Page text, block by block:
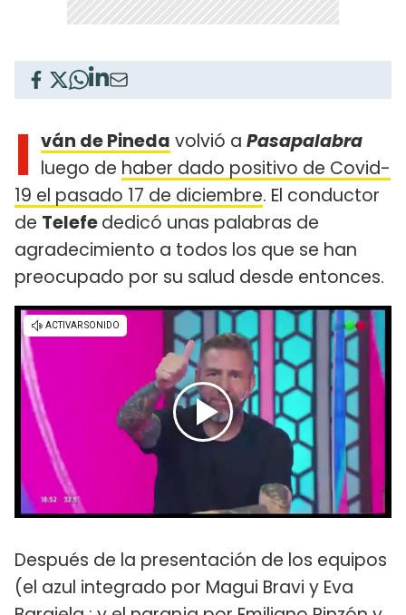
I ván de Pineda volvió a Pasapalabra
luego de haber dado positivo de Covid-
19 el pasado 17 de diciembre. El conductor
de Telefededicó unas palabras de
agradecimiento a todos los que se han
preocupado por su salud desde entonces.
Después de la presentación de los equipos
(el azul integrado por Magui Bravi y Eva